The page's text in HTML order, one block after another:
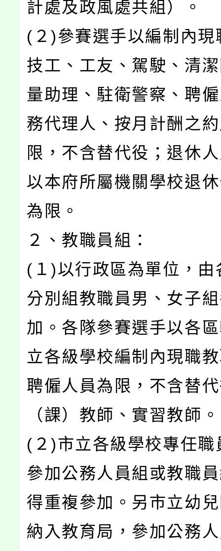
計處及政風處共組）。
(２)參賽選手以編制內現
技工、工友、駕駛、清
量助理、駐衛警察、聘
務代理人、按月計酬之
限，不含替代役；退休
以本府所屬機關學校退
為限。
２、教職員組：
(１)以行政區為單位，由
分別組教職員男、女子
加。各隊參賽選手以各
立各級學校編制內現職
聘僱人員為限，不含替
（課）教師、實習教師。
(２)市立各級學校專任職
參加公務人員組或教職
得重複參加。另市立幼
納入教育局，參加公務